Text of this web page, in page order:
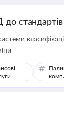
до